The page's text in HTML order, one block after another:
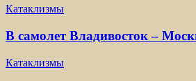
Катаклизмы
В самолет Владивосток –
Катаклизмы